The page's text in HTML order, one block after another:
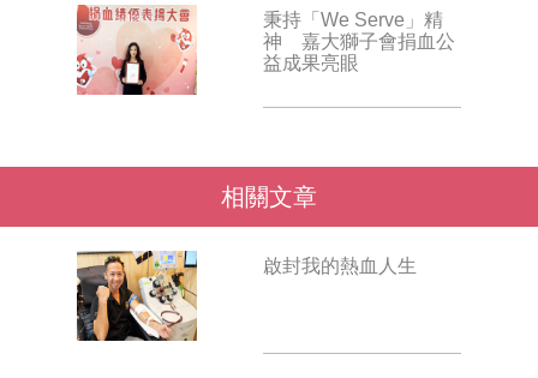
秉持「We Serve」精
神 嘉大獅子會捐血公
益成果亮眼
相關文章
啟封我的熱血人生